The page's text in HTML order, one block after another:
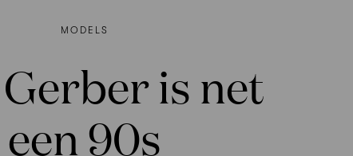
MODELS
is net
een 90s